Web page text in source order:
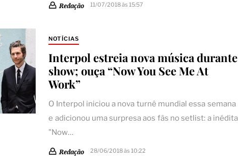
Redação 11/07/2018 às 15:57
NOTÍCIAS
Interpol estreia nova música durante
show; ouça “Now You See Me At
Work”
O Interpol iniciou a nova turnê mundial essa semana
e adicionou uma surpresa aos fãs no setlist: a inédita
"Now…
Redação 28/06/2018 às 10:22